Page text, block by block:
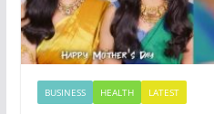
BUSINESS HEALTH LATEST